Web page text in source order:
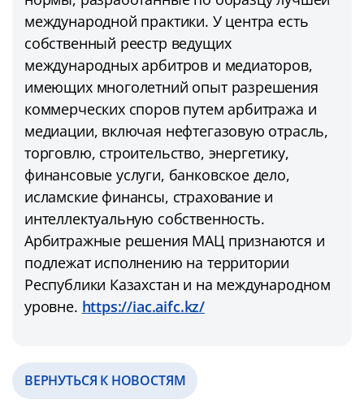
международной практики. У центра есть
собственный реестр ведущих
международных арбитров и медиаторов,
имеющих многолетний опыт разрешения
коммерческих споров путем арбитража и
медиации, включая нефтегазовую отрасль,
торговлю, строительство, энергетику,
финансовые услуги, банковское дело,
исламские финансы, страхование и
интеллектуальную собственность.
Арбитражные решения МАЦ признаются и
подлежат исполнению на территории
Республики Казахстан и на международном
уровне. https://iac.aifc.kz/
ВЕРНУТЬСЯ К НОВОСТЯМ